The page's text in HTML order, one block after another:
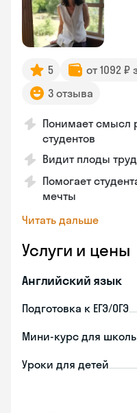
5 от 1092 ₽
3 отзыва
Понимает смысл
студентов
Видит плоды
Помогает
мечты
Читать дальше
Услуги и цены
Английский язык
Подготовка к ЕГЭ/ОГЭ
Мини-курс для
Уроки для детей